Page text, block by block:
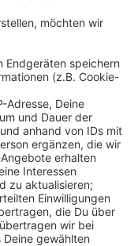
Straße
Das Auto
Das Kind hat sich
hat daraufhin
Jahre
Notärztin hat
musste er aber
sie seien nur
gegangen.